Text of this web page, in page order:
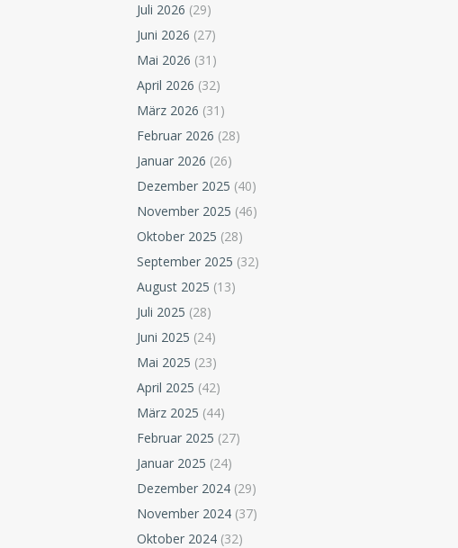
Juli 2026 (29)
Juni 2026 (27)
Mai 2026 (31)
April 2026 (32)
März 2026 (31)
Februar 2026 (28)
Januar 2026 (26)
Dezember 2025 (40)
November 2025 (46)
Oktober 2025 (28)
September 2025 (32)
August 2025 (13)
Juli 2025 (28)
Juni 2025 (24)
Mai 2025 (23)
April 2025 (42)
März 2025 (44)
Februar 2025 (27)
Januar 2025 (24)
Dezember 2024 (29)
November 2024 (37)
Oktober 2024 (32)